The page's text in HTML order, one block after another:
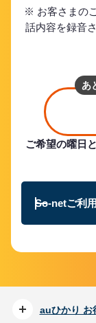
※ お客さまの
話内容を録音
あ
ご希望の曜日
So-netご利
auひかり お
開く